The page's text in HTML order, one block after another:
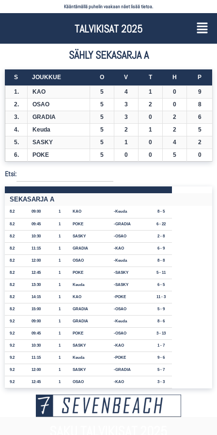
Kääntämällä puhelin vaakaan näet lisää tietoa.
TALVIKISAT 2025
SÄHLY SEKASARJA A
S JOUKKUE O V T H P
1. KAO 5 4 1 0
9
2.
OSAO 5 3 2 0
8
3.
GRADIA 5 3 0 2
6
4.
Keuda 5 2 1 2
5
5.
SASKY 5 1 0 4
2
6.
POKE 5 0 0 5 0
Etsi:
SEKASARJA A
8.2 09:00 1 KAO Keuda 8 - 5
8.2 09:45 1 POKE GRADIA 6 - 22
8.2 10:30 1 SASKY OSAO 2 - 8
8.2 11:15 1 GRADIA KAO 6 - 9
8.2 12:00 1 OSAO Keuda 8 - 8
8.2 12:45 1 POKE SASKY 5 - 11
8.2 13:30 1 Keuda SASKY 6 - 5
8.2 14:15 1 KAO POKE 11 - 3
8.2 15:00 1 GRADIA OSAO 5 - 9
9.2 09:00 1 GRADIA Keuda 8 - 6
9.2 09:45 1 POKE OSAO 3 - 13
9.2 10:30 1 SASKY KAO 1 - 7
9.2 11:15 1 Keuda POKE 9 - 6
9.2 12:00 1 SASKY GRADIA 5 - 7
9.2 12:45 1 OSAO KAO 3 - 3